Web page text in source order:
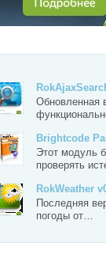
Обновленная
Brightcode
Этот модуль
проверять
RokWeather
Последняя
погоды от…